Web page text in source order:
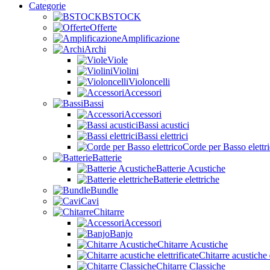
Categorie
BSTOCK
Offerte
Amplificazione
Archi
Viole
Violini
Violoncelli
Accessori
Bassi
Accessori
Bassi acustici
Bassi elettrici
Corde per Basso
Batterie
Batterie Acustiche
Batterie elettriche
Bundle
Cavi
Chitarre
Accessori
Banjo
Chitarre Acustiche
Chitarre acustiche
Chitarre Classiche